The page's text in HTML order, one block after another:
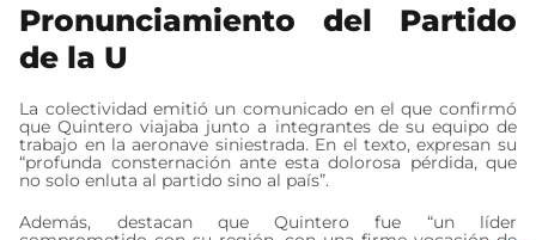
Pronunciamiento del Partido
de la U
La colectividad emitió un comunicado en el que confirmó
que Quintero viajaba junto a integrantes de su equipo de
trabajo en la aeronave siniestrada. En el texto, expresan su
“profunda consternación ante esta dolorosa pérdida, que
no solo enluta al partido sino al país”.
Además, destacan que Quintero fue “un líder